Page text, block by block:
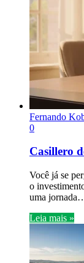
Fernando
0
Casillero
Você já se
o
uma
Leia mais »